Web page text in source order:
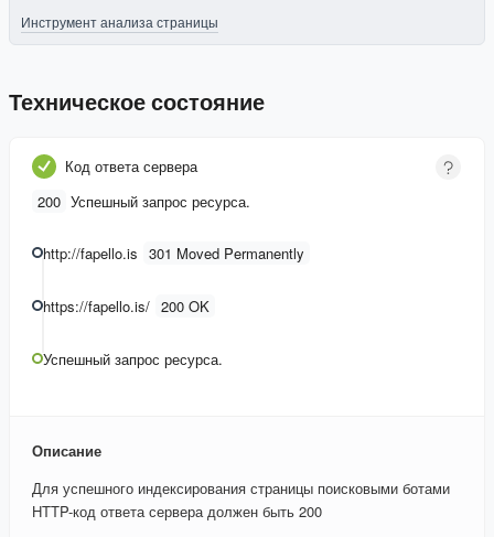
Инструмент анализа страницы
Техническое состояние
Код ответа сервера
200 Успешный запрос ресурса.
http://fapello.is 301 Moved Permanently
https://fapello.is/ 200 OK
Успешный запрос ресурса.
Описание
Для успешного индексирования страницы поисковыми ботами
HTTP-код ответа сервера должен быть 200